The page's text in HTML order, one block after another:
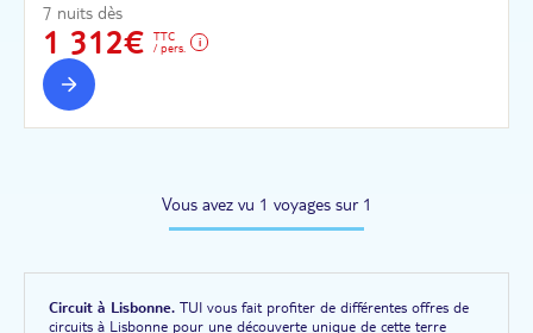
7 nuits dès
1 312€
TTC
/ pers.
Vous avez vu 1 voyages sur 1
Circuit à Lisbonne. TUI vous fait profiter de différentes offres de
circuits à Lisbonne pour une découverte unique de cette terre